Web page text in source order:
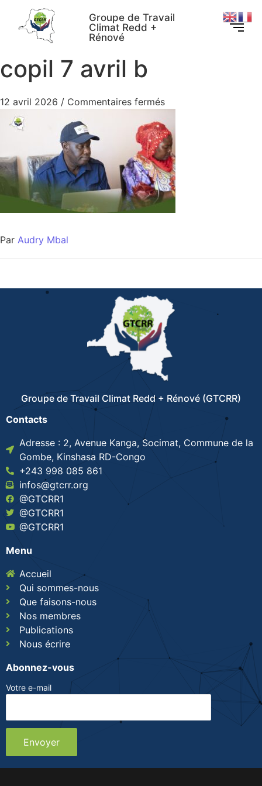
Groupe de Travail
Climat Redd +
Rénové
copil 7 avril b
12 avril 2026 / Commentaires fermés
Par Audry Mbal
Groupe de Travail Climat Redd + Rénové (GTCRR)
Contacts
Adresse : 2, Avenue Kanga, Socimat, Commune de la
Gombe, Kinshasa RD-Congo
+243 998 085 861
infos@gtcrr.org
@GTCRR1
@GTCRR1
@GTCRR1
Menu
Accueil
Qui sommes-nous
Que faisons-nous
Nos membres
Publications
Nous écrire
Abonnez-vous
Votre e-mail